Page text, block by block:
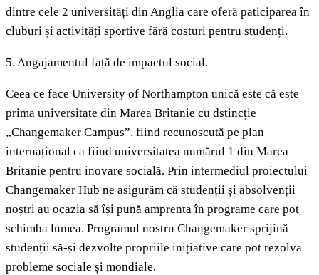
dintre cele 2 universități din Anglia care oferă paticiparea în
cluburi și activități sportive fără costuri pentru studenți.
5. Angajamentul față de impactul social.
Ceea ce face University of Northampton unică este că este
prima universitate din Marea Britanie cu dstincție
„Changemaker Campus”, fiind recunoscută pe plan
internațional ca fiind universitatea numărul 1 din Marea
Britanie pentru inovare socială. Prin intermediul proiectului
Changemaker Hub ne asigurăm că studenții și absolvenții
noștri au ocazia să își pună amprenta în programe care pot
schimba lumea. Programul nostru Changemaker sprijină
studenții să-și dezvolte propriile inițiative care pot rezolva
probleme sociale și mondiale.